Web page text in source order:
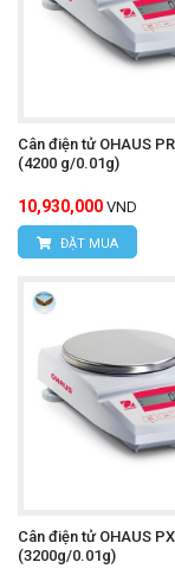
Cân điện tử OHAUS
(4200 g/0.01g)
10,930,000 VND
ĐẶT MUA
Cân điện tử OHAUS
(3200g/0.01g)